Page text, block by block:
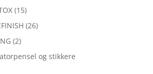
(15)
(26)
(2)
og stikkere